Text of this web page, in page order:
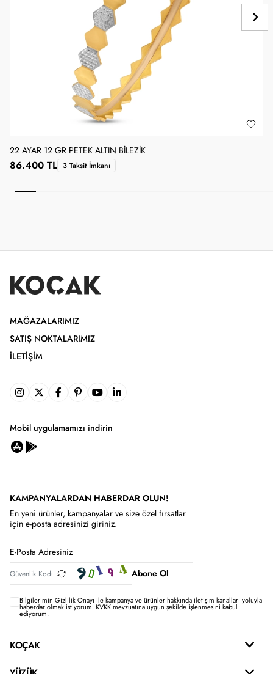
22 AYAR 12 GR PETEK ALTIN BILEZIK
86.400 TL 3 Taksit İmkanı
MAĞAZALARIMIZ
SATIŞ NOKTALARIMIZ
İLETIŞIM
Mobil uygulamamızı indirin
KAMPANYALARDAN HABERDAR OLUN!
En yeni ürünler, kampanyalar ve size özel fırsatlar
için e-posta adresinizi giriniz.
Abone Ol
Bilgilerimin Gizlilik Onayı ile kampanya ve ürünler hakkında iletişim kanalları yoluyla
haberdar olmak istiyorum.KVKK mevzuatına uygun şekilde işlenmesini kabul
ediyorum.
KOÇAK